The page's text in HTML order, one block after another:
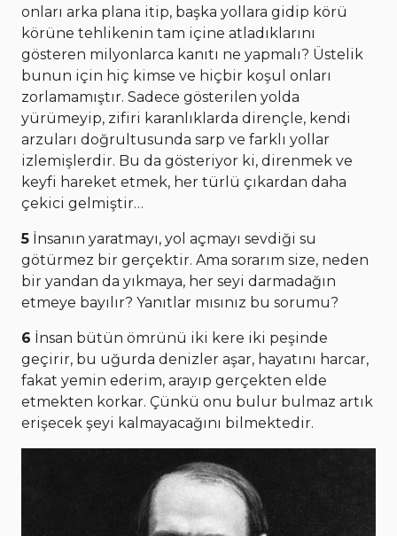
onları arka plana itip, başka yollara gidip körü
körüne tehlikenin tam içine atladıklarını
gösteren milyonlarca kanıtı ne yapmalı? Üstelik
bunun için hiç kimse ve hiçbir koşul onları
zorlamamıştır. Sadece gösterilen yolda
yürümeyip, zifiri karanlıklarda dirençle, kendi
arzuları doğrultusunda sarp ve farklı yollar
izlemişlerdir. Bu da gösteriyor ki, direnmek ve
keyfi hareket etmek, her türlü çıkardan daha
çekici gelmiştir…
5 İnsanın yaratmayı, yol açmayı sevdiği su
götürmez bir gerçektir. Ama sorarım size, neden
bir yandan da yıkmaya, her seyi darmadağın
etmeye bayılır? Yanıtlar mısınız bu sorumu?
6 İnsan bütün ömrünü iki kere iki peşinde
geçirir, bu uğurda denizler aşar, hayatını harcar,
fakat yemin ederim, arayıp gerçekten elde
etmekten korkar. Çünkü onu bulur bulmaz artık
erişecek şeyi kalmayacağını bilmektedir.